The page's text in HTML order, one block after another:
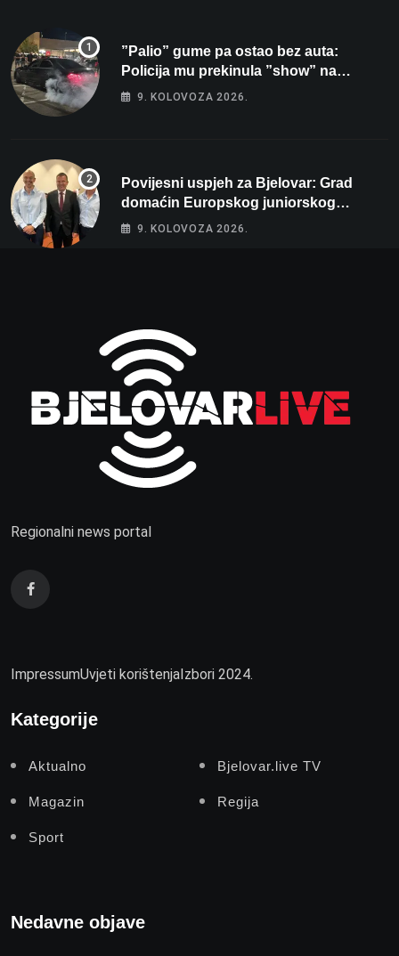
”Palio” gume pa ostao bez auta:
Policija mu prekinula ”show” na
parkingu u Bjelovaru
9. KOLOVOZA 2026.
Povijesni uspjeh za Bjelovar: Grad
domaćin Europskog juniorskog
prvenstva u plivanju 2027!
9. KOLOVOZA 2026.
Regionalni news portal
ImpressumUvjeti korištenjaIzbori 2024.
Kategorije
Aktualno Bjelovar.live TV
Magazin Regija
Sport
Nedavne objave